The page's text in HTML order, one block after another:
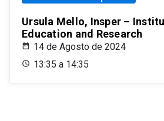
Ursula Mello, Insper –
Education and Research
14 de Agosto de 2024
13:35 a 14:35